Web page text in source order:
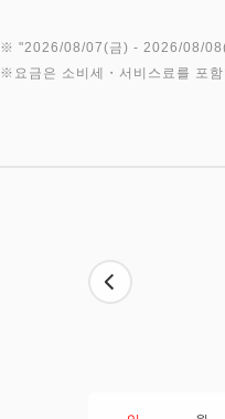
※ "2026/08/07(금) - 2026/08/
※요금은 소비세・서비스료를 포